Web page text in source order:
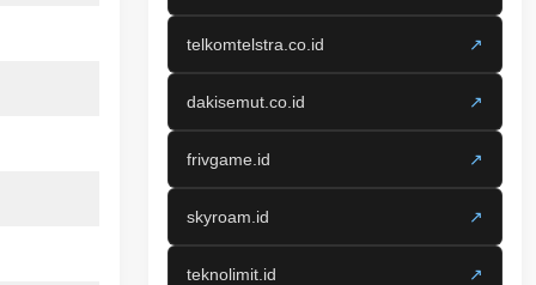
telkomtelstra.co.id ↗
dakisemut.co.id ↗
frivgame.id ↗
skyroam.id ↗
teknolimit.id ↗